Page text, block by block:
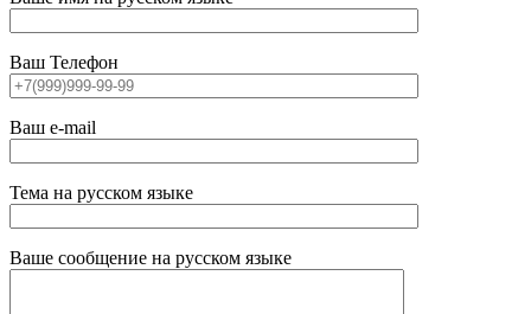
Ваш Телефон
Ваш e-mail
Тема на русском языке
Ваше сообщение на русском языке